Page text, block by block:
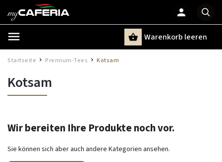
Warenkorb leeren
Startseite / Premium-Tees / Kotsam
Kotsam
Wir bereiten Ihre Produkte noch vor.
Sie können sich aber auch andere Kategorien ansehen.